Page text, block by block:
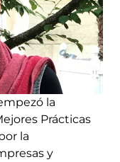
la
Prácticas
la
y